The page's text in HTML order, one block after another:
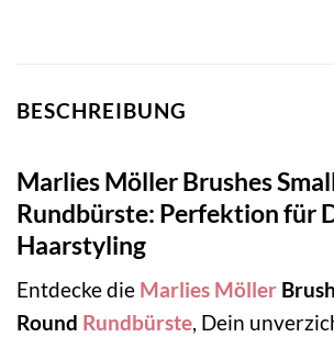
BESCHREIBUNG
Marlies Möller Brushes
Rundbürste: Perfektion für
Haarstyling
Entdecke die Marlies Möller
Round Rundbürste, Dein